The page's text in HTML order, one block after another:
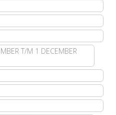
T/M 1 DECEMBER